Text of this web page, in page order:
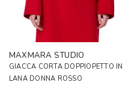
MAXMARA STUDIO
GIACCA CORTA DOPPIOPETTO IN
LANA DONNA ROSSO